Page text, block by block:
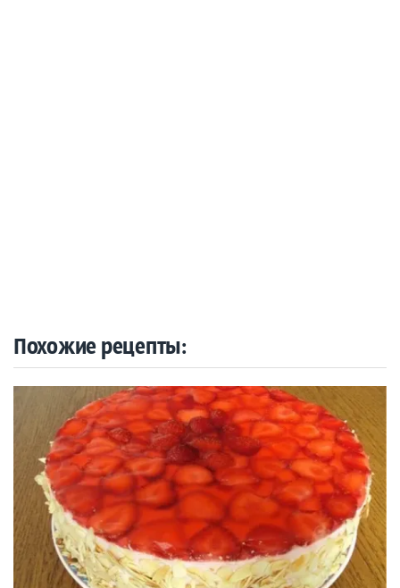
Похожие рецепты: